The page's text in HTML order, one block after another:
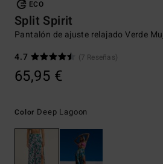
ECO
Split Spirit
Pantalón de ajuste relajado Verde
4.7
(7 Reseñas)
65,95 €
Color Deep Lagoon